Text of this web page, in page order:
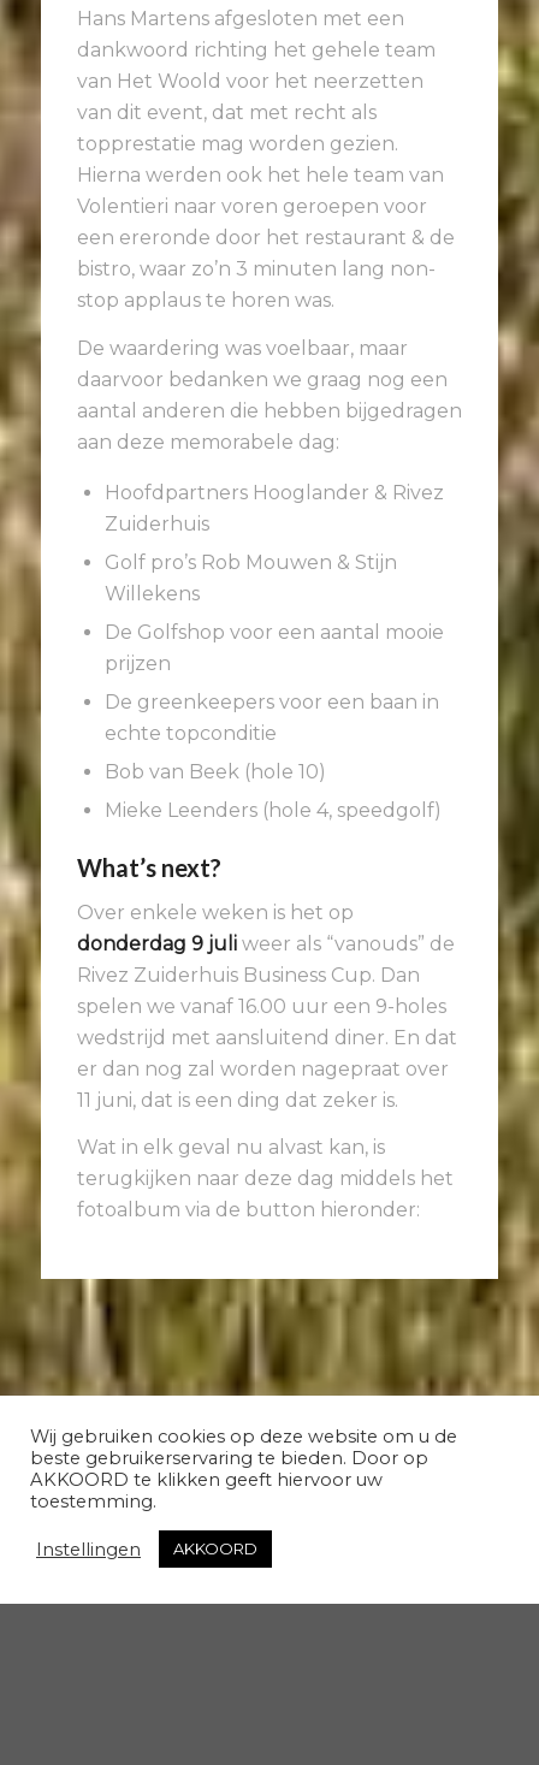
Hans Martens afgesloten met een
dankwoord richting het gehele team
van Het Woold voor het neerzetten
van dit event, dat met recht als
topprestatie mag worden gezien.
Hierna werden ook het hele team van
Volentieri naar voren geroepen voor
een ereronde door het restaurant & de
bistro, waar zo’n 3 minuten lang non-
stop applaus te horen was.
De waardering was voelbaar, maar
daarvoor bedanken we graag nog een
aantal anderen die hebben bijgedragen
aan deze memorabele dag:
Hoofdpartners Hooglander & Rivez
Zuiderhuis
Golf pro’s Rob Mouwen & Stijn
Willekens
De Golfshop voor een aantal mooie
prijzen
De greenkeepers voor een baan in
echte topconditie
Bob van Beek (hole 10)
Mieke Leenders (hole 4, speedgolf)
What’s next?
Over enkele weken is het op
donderdag 9 juli weer als “vanouds” de
Rivez Zuiderhuis Business Cup. Dan
spelen we vanaf 16.00 uur een 9-holes
wedstrijd met aansluitend diner. En dat
er dan nog zal worden nagepraat over
11 juni, dat is een ding dat zeker is.
Wat in elk geval nu alvast kan, is
terugkijken naar deze dag middels het
fotoalbum via de button hieronder:
Wij gebruiken cookies op deze website om u de
beste gebruikerservaring te bieden. Door op
AKKOORD te klikken geeft hiervoor uw
toestemming.
Instellingen AKKOORD